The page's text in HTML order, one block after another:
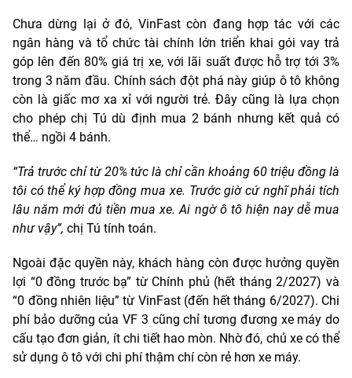
Chưa dừng lại ở đó, VinFast còn đang hợp tác với các
ngân hàng và tổ chức tài chính lớn triển khai gói vay trả
góp lên đến 80% giá trị xe, với lãi suất được hỗ trợ tới 3%
trong 3 năm đầu. Chính sách đột phá này giúp ô tô không
còn là giấc mơ xa xỉ với người trẻ. Đây cũng là lựa chọn
cho phép chị Tú dù định mua 2 bánh nhưng kết quả có
thể… ngồi 4 bánh.
“Trả trước chỉ từ 20% tức là chỉ cần khoảng 60 triệu đồng là
tôi có thể ký hợp đồng mua xe. Trước giờ cứ nghĩ phải tích
lâu năm mới đủ tiền mua xe. Ai ngờ ô tô hiện nay dễ mua
như vậy”, chị Tú tính toán.
Ngoài đặc quyền này, khách hàng còn được hưởng quyền
lợi “0 đồng trước bạ” từ Chính phủ (hết tháng 2/2027) và
“0 đồng nhiên liệu” từ VinFast (đến hết tháng 6/2027). Chi
phí bảo dưỡng của VF 3 cũng chỉ tương đương xe máy do
cấu tạo đơn giản, ít chi tiết hao mòn. Nhờ đó, chủ xe có thể
sử dụng ô tô với chi phí thậm chí còn rẻ hơn xe máy.